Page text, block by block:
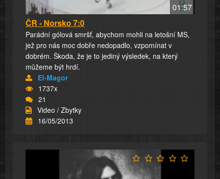
01:57
ČR - Norsko 7:0
Parádní gólová smršť, abychom mohli na letošní MS,
jež pro nás moc dobře nedopadlo, vzpomínat v
dobrém. Škoda, že je to jediný výsledek, na který
můžeme být hrdí.
El-Magor
1737x
21
Video / Zbytky
16/05/2013